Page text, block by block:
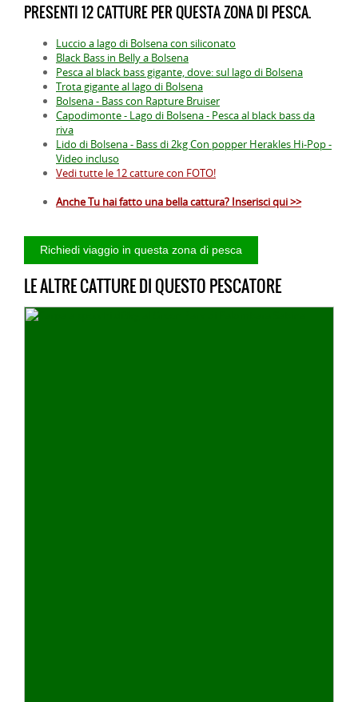
PRESENTI 12 CATTURE PER QUESTA ZONA DI PESCA.
Luccio a lago di Bolsena con siliconato
Black Bass in Belly a Bolsena
Pesca al black bass gigante, dove: sul lago di Bolsena
Trota gigante al lago di Bolsena
Bolsena - Bass con Rapture Bruiser
Capodimonte - Lago di Bolsena - Pesca al black bass da
riva
Lido di Bolsena - Bass di 2kg Con popper Herakles Hi-Pop -
Video incluso
Vedi tutte le 12 catture con FOTO!
Anche Tu hai fatto una bella cattura? Inserisci qui >>
LE ALTRE CATTURE DI QUESTO PESCATORE